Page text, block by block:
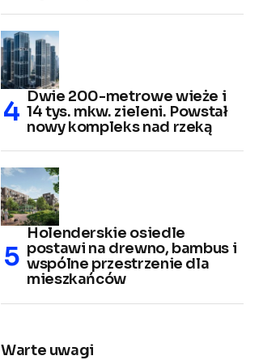
Dwie 200-metrowe wieże i
14 tys. mkw. zieleni. Powstał
nowy kompleks nad rzeką
Holenderskie osiedle
postawi na drewno, bambus i
wspólne przestrzenie dla
mieszkańców
Warte uwagi